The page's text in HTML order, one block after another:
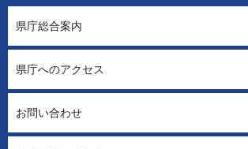
県庁総合案内
県庁へのアクセス
お問い合わせ